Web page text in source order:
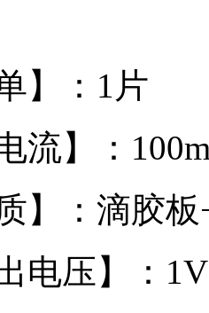
】：1片
流】：
】：滴胶
电压】：